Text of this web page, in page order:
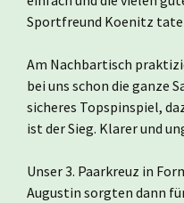
Sportfreund Koenitz
Am Nachbartisch
bei uns schon die ganze
sicheres Topspinspiel,
ist der Sieg. Klarer und
Unser 3. Paarkreuz in
Augustin sorgten dann